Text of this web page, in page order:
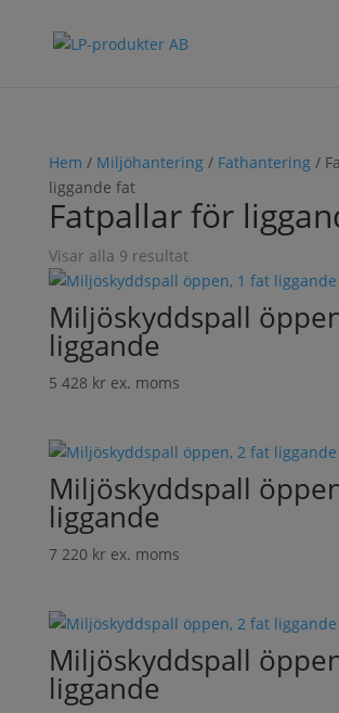
Hem / Miljöhantering/ Fathantering/
liggande fat
Fatpallar för
Visar alla 9 resultat
Miljöskyddspall
liggande
5 428 kr ex. moms
Miljöskyddspall
liggande
7 220 kr ex. moms
Miljöskyddspall
liggande